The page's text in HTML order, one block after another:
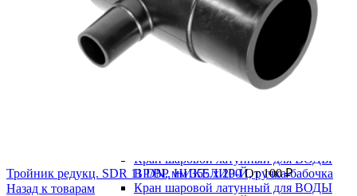
Кран шаровой латунный для ВОДЫ
ВР/ВР, НИКЕЛИР-Й, ручка-бабочка
Кран шаровой латунный для ВОДЫ
Тройник редукц. SDR 11 DN, мм 355 x 200От100₽
Назад к товарам